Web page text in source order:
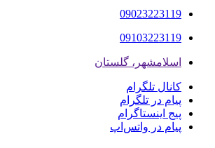
09023223119
09103223119
اسلامشهر، گلستان
کانال تلگرام
پیام در تلگرام
پیج اینستاگرام
پیام در واتس‌اپ